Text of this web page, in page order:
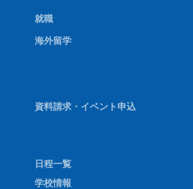
就職
海外留学
資料請求・イベント申込
日程一覧
学校情報